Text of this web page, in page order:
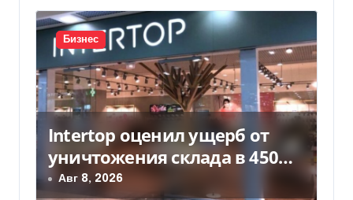
и
с
я
м
Бизнес
Intertop оценил ущерб от
уничтожения склада в 450
млн грн
Авг 8, 2026